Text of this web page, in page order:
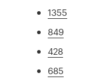
1355
849
428
685